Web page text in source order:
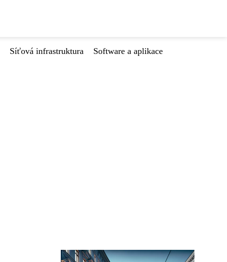
Síťová infrastruktura Software a aplikace